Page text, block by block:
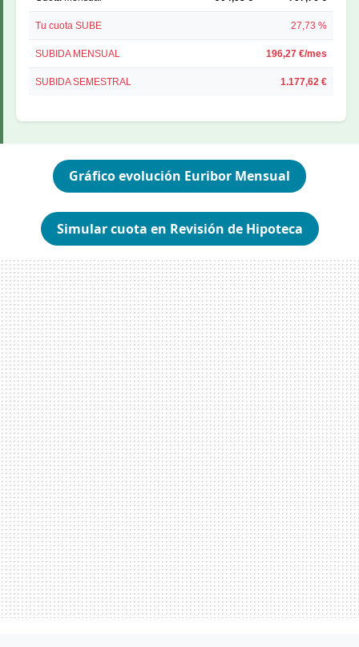
Tu cuota SUBE 27,73 %
SUBIDA MENSUAL 196,27 €/mes
SUBIDA SEMESTRAL 1.177,62 €
Gráfico evolución Euribor Mensual
Simular cuota en Revisión de Hipoteca